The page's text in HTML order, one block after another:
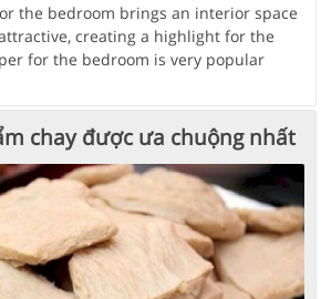
the bedroom brings an interior space
creating a highlight for the
for the bedroom is very popular
chay được ưa chuộng nhất